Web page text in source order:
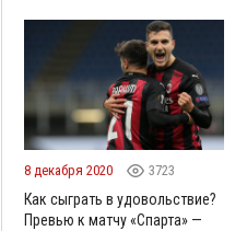
8 декабря 2020 3723
Как сыграть в удовольствие?
Превью к матчу «Спарта» —